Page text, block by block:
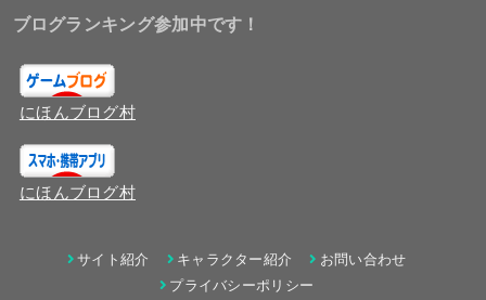
ブログランキング参加中です！
にほんブログ村
にほんブログ村
サイト紹介 キャラクター紹介
お問い合わせ
プライバシーポリシー